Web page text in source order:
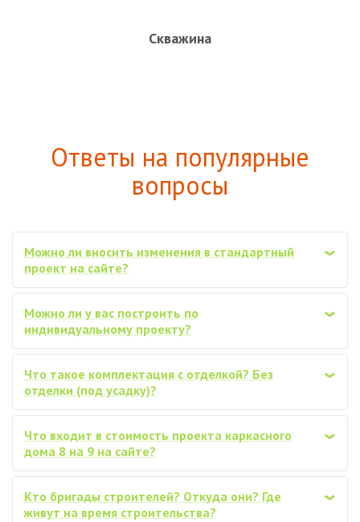
Скважина
Ответы на популярные
вопросы
‹
Можно ли вносить изменения в стандартный
проект на сайте?
‹
Можно ли у вас построить по
индивидуальному проекту?
‹
Что такое комплектация с отделкой? Без
отделки (под усадку)?
‹
Что входит в стоимость проекта каркасного
дома 8 на 9 на сайте?
‹
Кто бригады строителей? Откуда они? Где
живут на время строительства?